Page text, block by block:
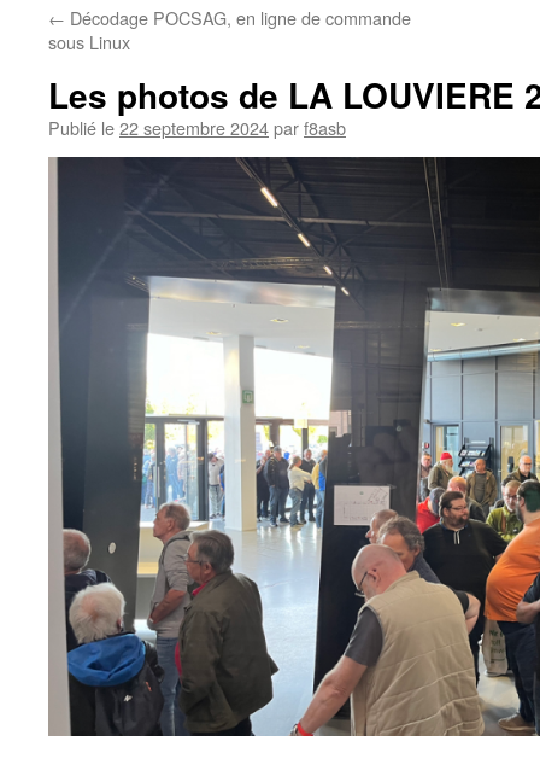
← Décodage POCSAG, en ligne de commande
sous Linux
Les photos de LA LOUVIERE
Publié le22 septembre 2024parf8asb